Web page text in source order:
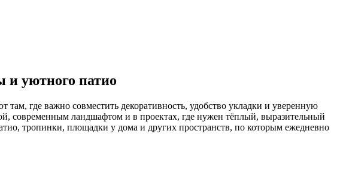
и уютного патио
где важно совместить декоративность, удобство укладки и уверенную
современным ландшафтом и в проектах, где нужен тёплый, выразительный
тропинки, площадки у дома и других пространств, по которым ежедневно